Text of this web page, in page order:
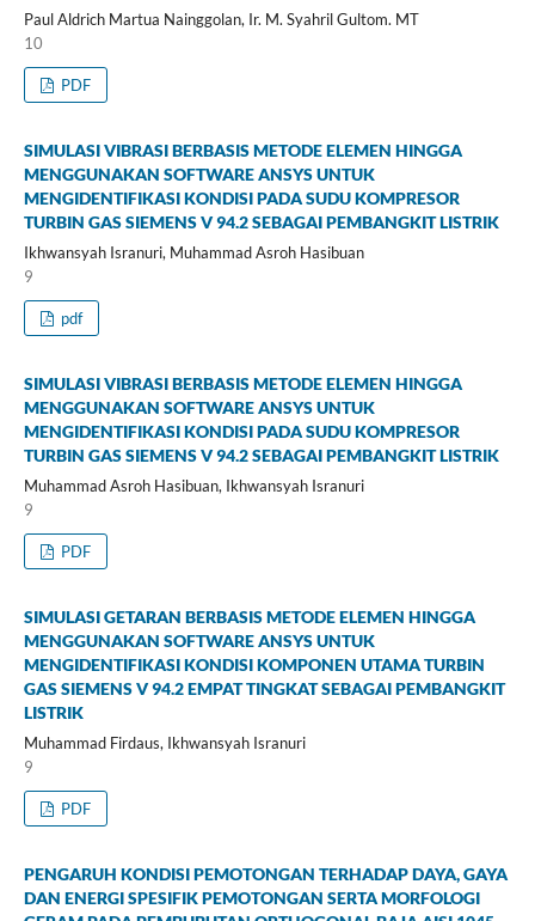
Paul Aldrich Martua Nainggolan, Ir. M. Syahril Gultom. MT
10
PDF
SIMULASI VIBRASI BERBASIS METODE ELEMEN HINGGA
MENGGUNAKAN SOFTWARE ANSYS UNTUK
MENGIDENTIFIKASI KONDISI PADA SUDU KOMPRESOR
TURBIN GAS SIEMENS V 94.2 SEBAGAI PEMBANGKIT LISTRIK
Ikhwansyah Isranuri, Muhammad Asroh Hasibuan
9
pdf
SIMULASI VIBRASI BERBASIS METODE ELEMEN HINGGA
MENGGUNAKAN SOFTWARE ANSYS UNTUK
MENGIDENTIFIKASI KONDISI PADA SUDU KOMPRESOR
TURBIN GAS SIEMENS V 94.2 SEBAGAI PEMBANGKIT LISTRIK
Muhammad Asroh Hasibuan, Ikhwansyah Isranuri
9
PDF
SIMULASI GETARAN BERBASIS METODE ELEMEN HINGGA
MENGGUNAKAN SOFTWARE ANSYS UNTUK
MENGIDENTIFIKASI KONDISI KOMPONEN UTAMA TURBIN
GAS SIEMENS V 94.2 EMPAT TINGKAT SEBAGAI PEMBANGKIT
LISTRIK
Muhammad Firdaus, Ikhwansyah Isranuri
9
PDF
PENGARUH KONDISI PEMOTONGAN TERHADAP DAYA, GAYA
DAN ENERGI SPESIFIK PEMOTONGAN SERTA MORFOLOGI